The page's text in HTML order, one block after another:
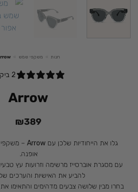
חנות משקפי שמש
2 ביקורות
Arrow
₪389
גלו את הייחודיות שלכן עם Arrow – משקפי
אופנה.
להביע את האישיות והערכים
בחרו מבין שלושה צבעים מדהימים והתאימו